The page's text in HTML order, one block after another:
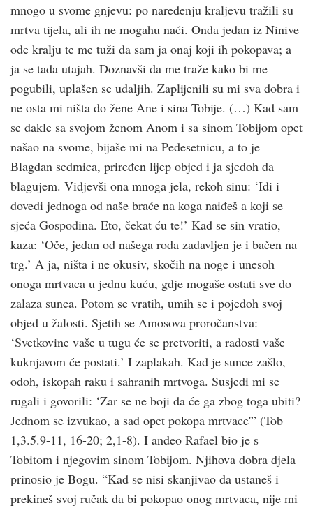
mnogo u svome gnjevu: po naređenju kraljevu tražili su
mrtva tijela, ali ih ne mogahu naći. Onda jedan iz Ninive
ode kralju te me tuži da sam ja onaj koji ih pokopava; a
ja se tada utajah. Doznavši da me traže kako bi me
pogubili, uplašen se udaljih. Zaplijenili su mi sva dobra i
ne osta mi ništa do žene Ane i sina Tobije. (…) Kad sam
se dakle sa svojom ženom Anom i sa sinom Tobijom opet
našao na svome, bijaše mi na Pedesetnicu, a to je
Blagdan sedmica, priređen lijep objed i ja sjedoh da
blagujem. Vidjevši ona mnoga jela, rekoh sinu: ‘Idi i
dovedi jednoga od naše braće na koga naiđeš a koji se
sjeća Gospodina. Eto, čekat ću te!’ Kad se sin vratio,
kaza: ‘Oče, jedan od našega roda zadavljen je i bačen na
trg.’ A ja, ništa i ne okusiv, skočih na noge i unesoh
onoga mrtvaca u jednu kuću, gdje mogaše ostati sve do
zalaza sunca. Potom se vratih, umih se i pojedoh svoj
objed u žalosti. Sjetih se Amosova proročanstva:
‘Svetkovine vaše u tugu će se pretvoriti, a radosti vaše
kuknjavom će postati.’ I zaplakah. Kad je sunce zašlo,
odoh, iskopah raku i sahranih mrtvoga. Susjedi mi se
rugali i govorili: ‘Zar se ne boji da će ga zbog toga ubiti?
Jednom se izvukao, a sad opet pokopa mrtvace'” (Tob
1,3.5.9-11, 16-20; 2,1-8). I anđeo Rafael bio je s
Tobitom i njegovim sinom Tobijom. Njihova dobra djela
prinosio je Bogu. “Kad se nisi skanjivao da ustaneš i
prekineš svoj ručak da bi pokopao onog mrtvaca, nije mi